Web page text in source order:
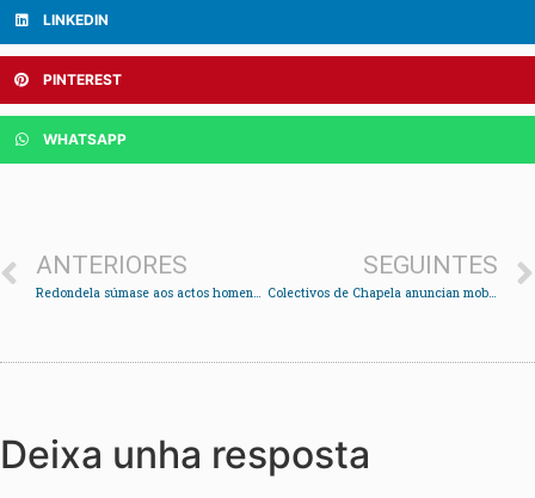
LINKEDIN
PINTEREST
WHATSAPP
ANTERIORES
Redondela súmase aos actos homenaxe a Valentín Paz Andrade
SEGUINTES
Colectivos de Chapela anuncian mobilizacións se non rematan as obras no Subido e Penisal
Deixa unha resposta